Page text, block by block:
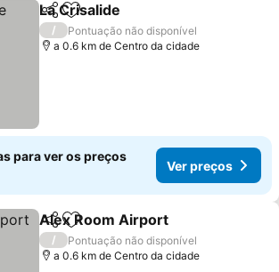
PartilharAdicionar aos favoritos
La Crisalide
/
Pontuação não disponível
a 0.6 km de Centro da cidade
para ver os preços
Ver preços
PartilharAdicionar aos favoritos
Alex Room Airport
/
Pontuação não disponível
a 0.6 km de Centro da cidade